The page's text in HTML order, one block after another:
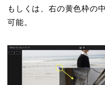
もしくは、右の黄色枠の
可能。